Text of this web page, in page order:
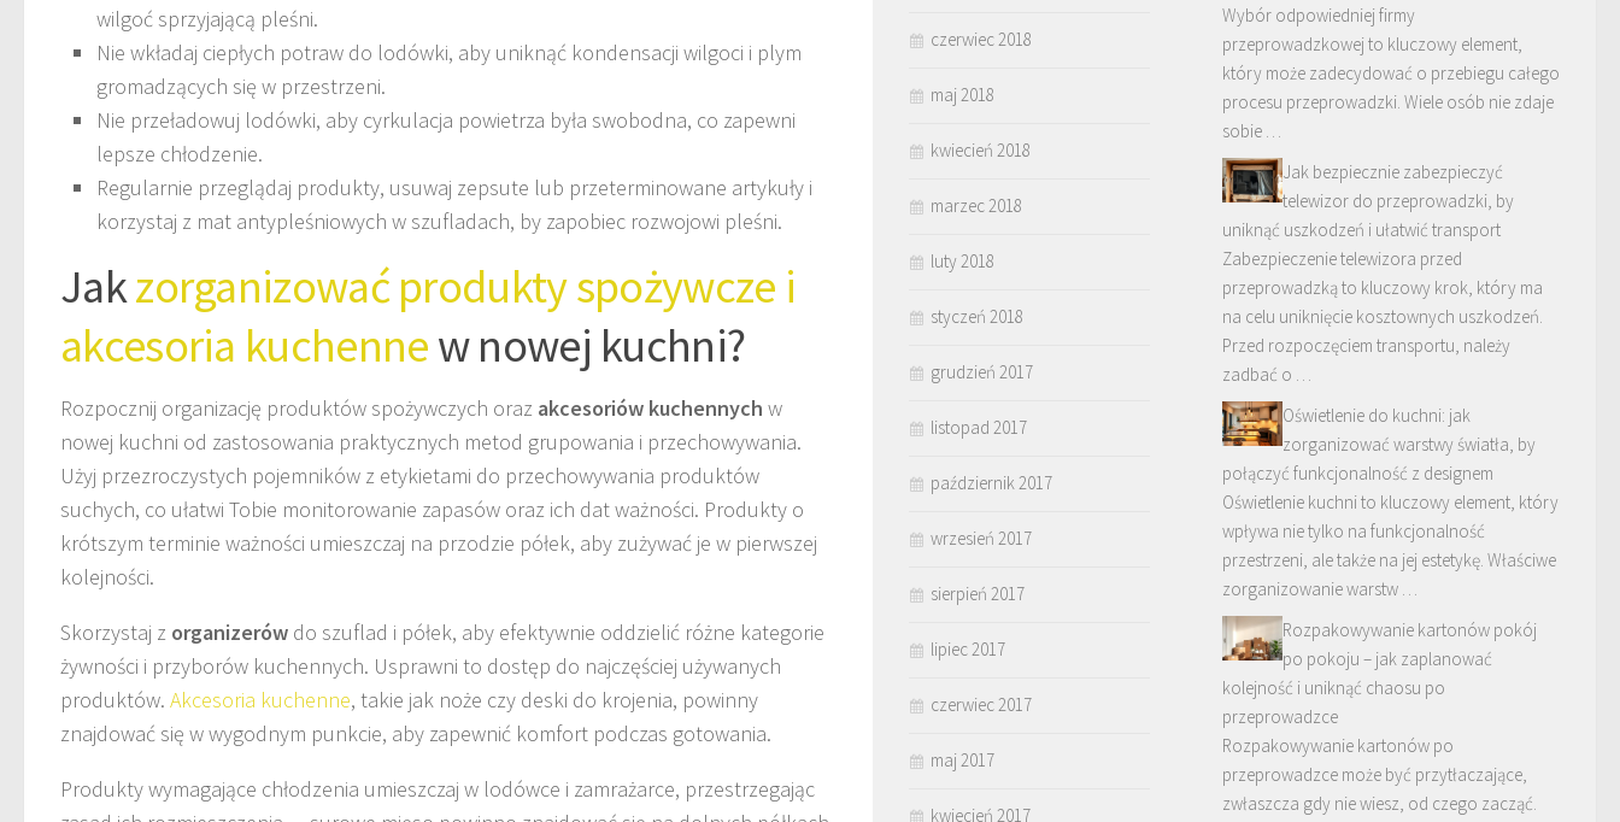
wilgoć sprzyjającą pleśni.
Nie wkładaj ciepłych potraw do lodówki, aby uniknąć kondensacji wilgoci i plym
gromadzących się w przestrzeni.
Nie przeładowuj lodówki, aby cyrkulacja powietrza była swobodna, co zapewni
lepsze chłodzenie.
Regularnie przeglądaj produkty, usuwaj zepsute lub przeterminowane artykuły i
korzystaj z mat antypleśniowych w szufladach, by zapobiec rozwojowi pleśni.
Jakzorganizować produkty spożywcze i
akcesoria kuchennew nowej kuchni?
Rozpocznij organizację produktów spożywczych oraz akcesoriów kuchennych w
nowej kuchni od zastosowania praktycznych metod grupowania i przechowywania.
Użyj przezroczystych pojemników z etykietami do przechowywania produktów
suchych, co ułatwi Tobie monitorowanie zapasów oraz ich dat ważności. Produkty o
krótszym terminie ważności umieszczaj na przodzie półek, aby zużywać je w pierwszej
kolejności.
Skorzystaj z organizerów do szuflad i półek, aby efektywnie oddzielić różne kategorie
żywności i przyborów kuchennych. Usprawni to dostęp do najczęściej używanych
produktów. Akcesoria kuchenne, takie jak noże czy deski do krojenia, powinny
znajdować się w wygodnym punkcie, aby zapewnić komfort podczas gotowania.
Produkty wymagające chłodzenia umieszczaj w lodówce i zamrażarce, przestrzegając
Wybór odpowiedniej firmy
przeprowadzkowej to kluczowy element,
który może zadecydować o przebiegu całego
procesu przeprowadzki. Wiele osób nie zdaje
sobie …
Jak bezpiecznie zabezpieczyć
telewizor do przeprowadzki, by
uniknąć uszkodzeń i ułatwić transport
Zabezpieczenie telewizora przed
przeprowadzką to kluczowy krok, który ma
na celu uniknięcie kosztownych uszkodzeń.
Przed rozpoczęciem transportu, należy
zadbać o …
Oświetlenie do kuchni: jak
zorganizować warstwy światła, by
połączyć funkcjonalność z designem
Oświetlenie kuchni to kluczowy element, który
wpływa nie tylko na funkcjonalność
przestrzeni, ale także na jej estetykę. Właściwe
zorganizowanie warstw …
Rozpakowywanie kartonów pokój
po pokoju – jak zaplanować
kolejność i uniknąć chaosu po
przeprowadzce
Rozpakowywanie kartonów po
przeprowadzce może być przytłaczające,
zwłaszcza gdy nie wiesz, od czego zacząć.
czerwiec 2018
maj 2018
kwiecień 2018
marzec 2018
luty 2018
styczeń 2018
grudzień 2017
listopad 2017
październik 2017
wrzesień 2017
sierpień 2017
lipiec 2017
czerwiec 2017
maj 2017
kwiecień 2017